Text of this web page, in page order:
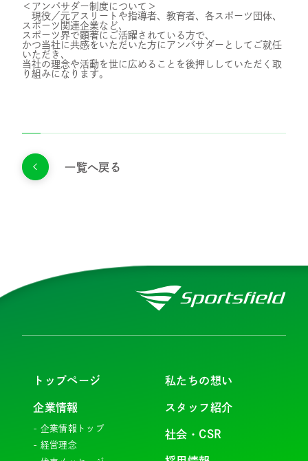
＜アンバサダー制度について＞
現役／元アスリートや指導者、教育者、各スポーツ団体、
スポーツ関連企業など、
スポーツ界で顕著にご活躍されている方で、
かつ当社に共感をいただいた方にアンバサダーとしてご就任
いただき、
当社の理念や活動を世に広めることを後押ししていただく取
り組みになります。
一覧へ戻る
トップページ
企業情報
企業情報トップ
経営理念
私たちの想い
スタッフ紹介
社会・CSR